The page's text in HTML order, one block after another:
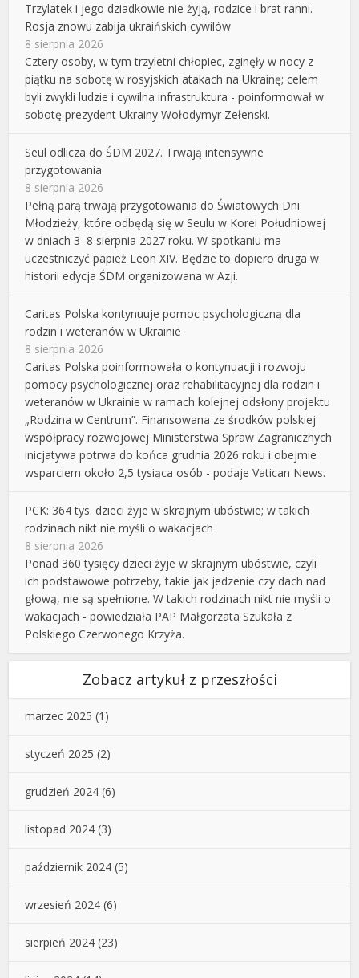
Trzylatek i jego dziadkowie nie żyją, rodzice i brat ranni.
Rosja znowu zabija ukraińskich cywilów
8 sierpnia 2026
Cztery osoby, w tym trzyletni chłopiec, zginęły w nocy z
piątku na sobotę w rosyjskich atakach na Ukrainę; celem
byli zwykli ludzie i cywilna infrastruktura - poinformował w
sobotę prezydent Ukrainy Wołodymyr Zełenski.
Seul odlicza do ŚDM 2027. Trwają intensywne
przygotowania
8 sierpnia 2026
Pełną parą trwają przygotowania do Światowych Dni
Młodzieży, które odbędą się w Seulu w Korei Południowej
w dniach 3–8 sierpnia 2027 roku. W spotkaniu ma
uczestniczyć papież Leon XIV. Będzie to dopiero druga w
historii edycja ŚDM organizowana w Azji.
Caritas Polska kontynuuje pomoc psychologiczną dla
rodzin i weteranów w Ukrainie
8 sierpnia 2026
Caritas Polska poinformowała o kontynuacji i rozwoju
pomocy psychologicznej oraz rehabilitacyjnej dla rodzin i
weteranów w Ukrainie w ramach kolejnej odsłony projektu
„Rodzina w Centrum”. Finansowana ze środków polskiej
współpracy rozwojowej Ministerstwa Spraw Zagranicznych
inicjatywa potrwa do końca grudnia 2026 roku i obejmie
wsparciem około 2,5 tysiąca osób - podaje Vatican News.
PCK: 364 tys. dzieci żyje w skrajnym ubóstwie; w takich
rodzinach nikt nie myśli o wakacjach
8 sierpnia 2026
Ponad 360 tysięcy dzieci żyje w skrajnym ubóstwie, czyli
ich podstawowe potrzeby, takie jak jedzenie czy dach nad
głową, nie są spełnione. W takich rodzinach nikt nie myśli o
wakacjach - powiedziała PAP Małgorzata Szukała z
Polskiego Czerwonego Krzyża.
Zobacz artykuł z przeszłości
marzec 2025 (1)
styczeń 2025 (2)
grudzień 2024 (6)
listopad 2024 (3)
październik 2024 (5)
wrzesień 2024 (6)
sierpień 2024 (23)